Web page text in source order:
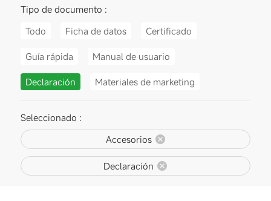
Tipo de documento :
Todo
Ficha de datos Certificado
Guía rápida Manual de usuario
Declaración Materiales de marketing
Seleccionado :
Accesorios
Declaración